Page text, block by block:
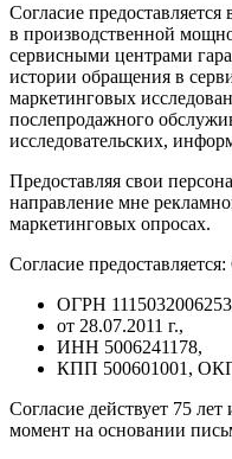
Согласие
в производственной
сервисными центрами
истории обращения в
маркетинговых
послепродажного
исследовательских,
Предоставляя свои
направление мне
маркетинговых опросах.
Согласие
ОГРН 1115032006253
от 28.07.2011 г.,
ИНН 5006241178,
КПП 500601001,
Согласие действует 75
момент на основании